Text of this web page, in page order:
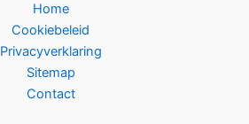
Home
Cookiebeleid
Privacyverklaring
Sitemap
Contact